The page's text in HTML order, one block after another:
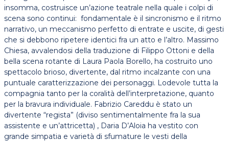
insomma, costruisce un’azione teatrale nella quale i colpi di
scena sono continui: fondamentale è il sincronismo e il ritmo
narrativo, un meccanismo perfetto di entrate e uscite, di gesti
che si debbono ripetere identici fra un atto e l’altro. Massimo
Chiesa, avvalendosi della traduzione di Filippo Ottoni e della
bella scena rotante di Laura Paola Borello, ha costruito uno
spettacolo brioso, divertente, dal ritmo incalzante con una
puntuale caratterizzazione dei personaggi. Lodevole tutta la
compagnia tanto per la coralità dell’interpretazione, quanto
per la bravura individuale. Fabrizio Careddu è stato un
divertente “regista” (diviso sentimentalmente fra la sua
assistente e un’attricetta) , Daria D’Aloia ha vestito con
grande simpatia e varietà di sfumature le vesti della